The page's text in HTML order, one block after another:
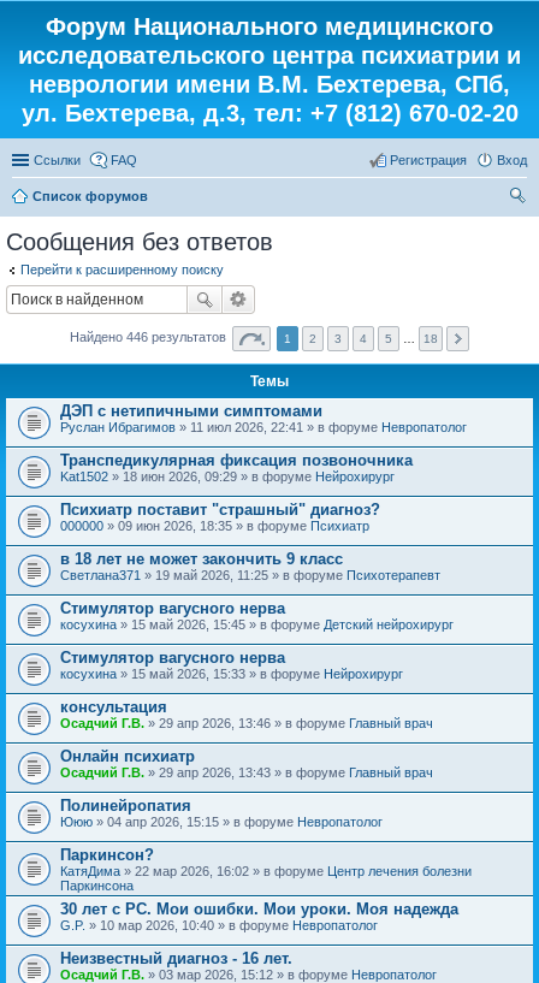
Форум Национального медицинского
исследовательского центра психиатрии и
неврологии имени В.М. Бехтерева, СПб,
ул. Бехтерева, д.3, тел: +7 (812) 670-02-20
Ссылки FAQ Вход
Регистрация
Список форумов
Сообщения без ответов
Перейти к расширенному поиску
Найдено 446 результатов 1 2 3 4 5 18
Темы
ДЭП с нетипичными симптомами
Руслан Ибрагимов » 11 июл 2026, 22:41 » в форуме Невропатолог
Транспедикулярная фиксация позвоночника
Kat1502 » 18 июн 2026, 09:29 » в форуме Нейрохирург
Психиатр поставит "страшный" диагноз?
000000 » 09 июн 2026, 18:35 » в форуме Психиатр
в 18 лет не может закончить 9 класс
Светлана371 » 19 май 2026, 11:25 » в форуме Психотерапевт
Стимулятор вагусного нерва
косухина » 15 май 2026, 15:45 » в форуме Детский нейрохирург
Стимулятор вагусного нерва
косухина » 15 май 2026, 15:33 » в форуме Нейрохирург
консультация
Осадчий Г.В. » 29 апр 2026, 13:46 » в форуме Главный врач
Онлайн психиатр
Осадчий Г.В. » 29 апр 2026, 13:43 » в форуме Главный врач
Полинейропатия
Ююю » 04 апр 2026, 15:15 » в форуме Невропатолог
Паркинсон?
КатяДима » 22 мар 2026, 16:02 » в форуме Центр лечения болезни
Паркинсона
30 лет с РС. Мои ошибки. Мои уроки. Моя надежда
G.P. » 10 мар 2026, 10:40 » в форуме Невропатолог
Неизвестный диагноз - 16 лет.
Осадчий Г.В. » 03 мар 2026, 15:12 » в форуме Невропатолог